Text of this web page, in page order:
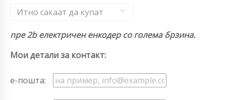
Итно сакаат да купат
npe 2b електричен енкодер со голема брзина.
Мои детали за контакт:
е-пошта: